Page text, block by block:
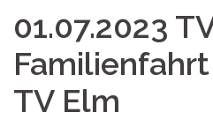
01.07.2023
TV Elm